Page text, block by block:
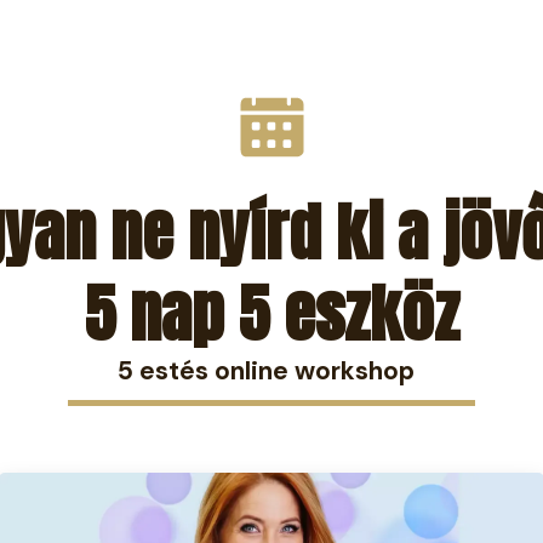
ne nyírd ki a
5 nap 5 eszköz
5 estés online workshop